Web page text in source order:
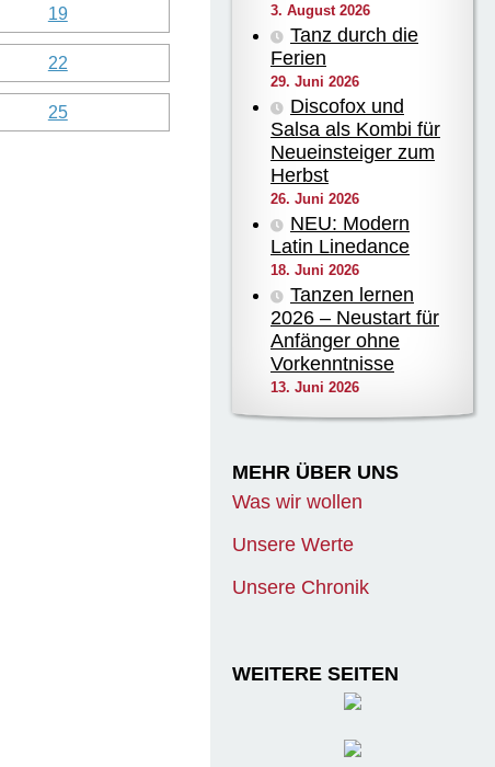
3. August 2026
Tanz durch die
Ferien
29. Juni 2026
Discofox und
Salsa als Kombi für
Neueinsteiger zum
Herbst
26. Juni 2026
NEU: Modern
Latin Linedance
18. Juni 2026
Tanzen lernen
2026 – Neustart für
Anfänger ohne
Vorkenntnisse
13. Juni 2026
MEHR ÜBER UNS
Was wir wollen
Unsere Werte
Unsere Chronik
WEITERE SEITEN